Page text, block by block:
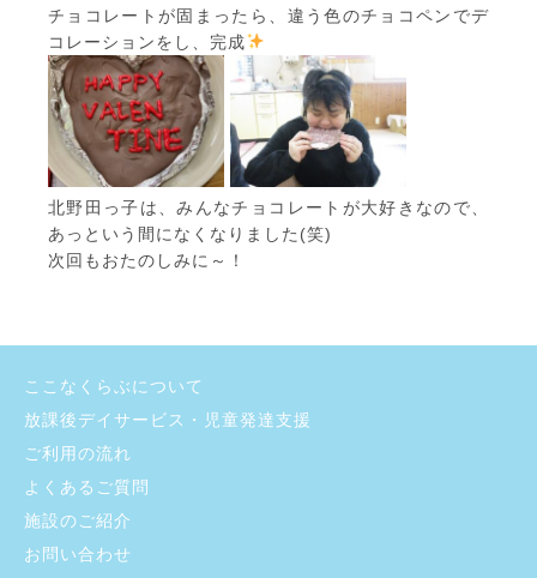
チョコレートが固まったら、違う色のチョコペンでデ
コレーションをし、完成
北野田っ子は、みんなチョコレートが大好きなので、
あっという間になくなりました(笑)
次回もおたのしみに～！
ここなくらぶについて
放課後デイサービス・児童発達支援
ご利用の流れ
よくあるご質問
施設のご紹介
お問い合わせ